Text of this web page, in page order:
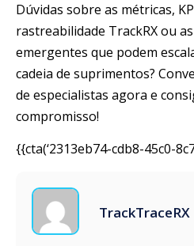
Dúvidas sobre as métricas,
rastreabilidade TrackRX ou
emergentes que podem
cadeia de suprimentos?
de especialistas agora e
compromisso!
{{cta(‘2313eb74-cdb8-45c0-
TrackTraceRX